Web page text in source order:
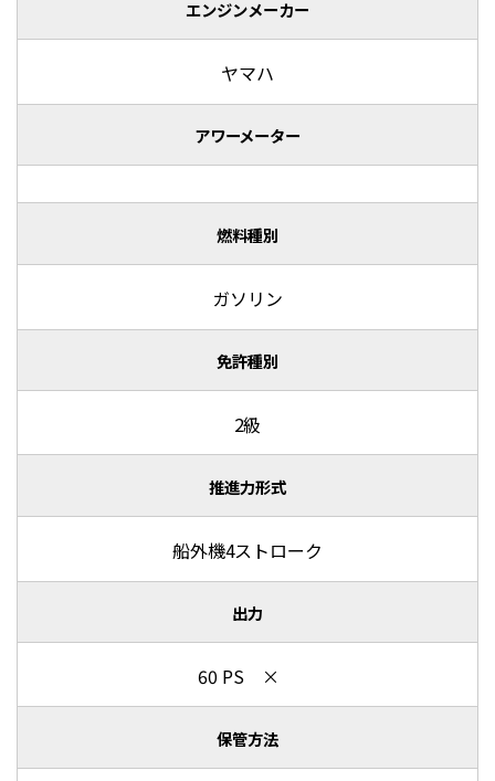
エンジンメーカー
ヤマハ
アワーメーター
燃料種別
ガソリン
免許種別
2級
推進力形式
船外機4ストローク
出力
60 PS ×
保管方法